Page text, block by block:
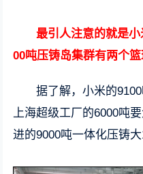
最引人注意的就是
00吨压铸岛集群有两个篮
据了解，小米的
上海超级工厂的6000吨
进的9000吨一体化压铸大